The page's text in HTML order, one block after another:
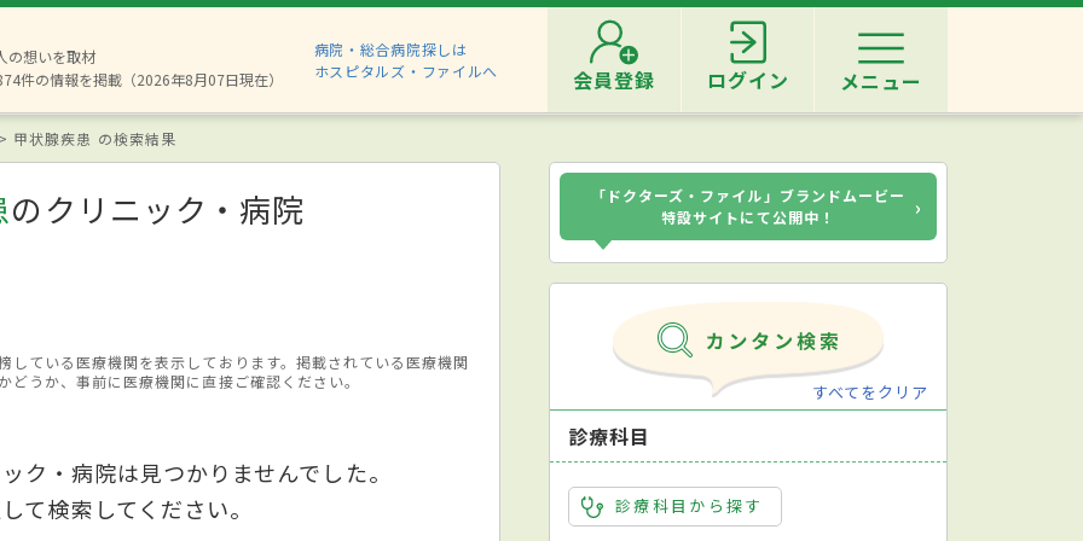
の想いを取材
件の情報を掲載（2026年8月07日現在）
病院・総合病院探しは
ホスピタルズ・ファイルへ
会員登録 ログイン メニュー
甲状腺疾患 の検索結果
のクリニック・病院
ている医療機関を表示しております。掲載されている医療機関
うか、事前に医療機関に直接ご確認ください。
ク・病院は見つかりませんでした。
て検索してください。
「ドクターズ・ファイル」ブランドムービー
特設サイトにて公開中！
›
すべてをクリア
診療科目
診療科目から探す